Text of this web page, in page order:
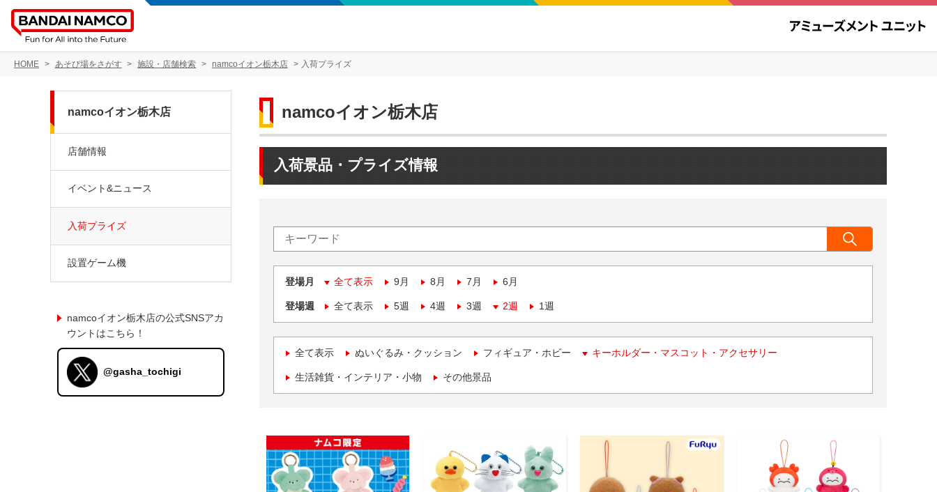
HOME あそび場をさがす 施設・店舗検索 namcoイオン栃木店 入荷プライズ
namcoイオン栃木店
入荷景品・プライズ情報
登場月 全て表示 9月 8月 7月 6月
登場週 全て表示 5週 4週 3週 2週 1週
全て表示 ぬいぐるみ・クッション フィギュア・ホビー キーホルダー・マスコット・アクセサリー
生活雑貨・インテリア・小物 その他景品
namcoイオン栃木店
店舗情報
イベント&ニュース
入荷プライズ
設置ゲーム機
namcoイオン栃木店の公式SNSアカ
ウントはこちら！
@gasha_tochigi